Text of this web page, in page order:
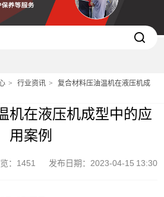
行业资讯
复合材料压油温机在液压机成
机在液压机成型中的应
用案例
：1451 发布日期：2023-04-15 13:30